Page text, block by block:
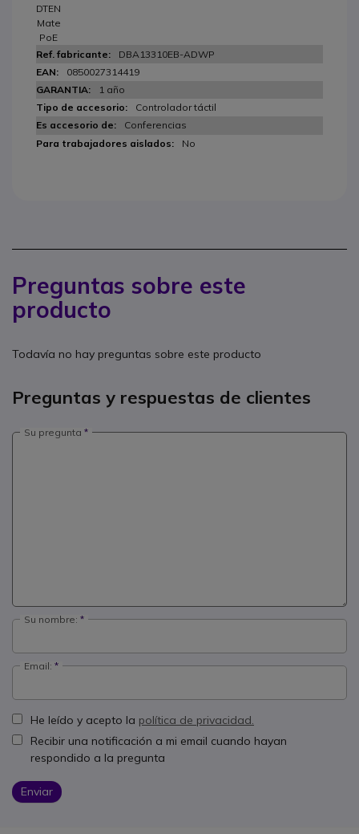
DTEN
Mate
PoE
DBA13310EB-ADWP
0850027314419
1 año
Controlador táctil
Conferencias
No
Preguntas sobre este
producto
Todavía no hay preguntas sobre este producto
Preguntas y respuestas de clientes
Su pregunta
Su nombre:
Email:
He leído y acepto la política de privacidad.
Recibir una notificación a mi email cuando hayan
respondido a la pregunta
Enviar